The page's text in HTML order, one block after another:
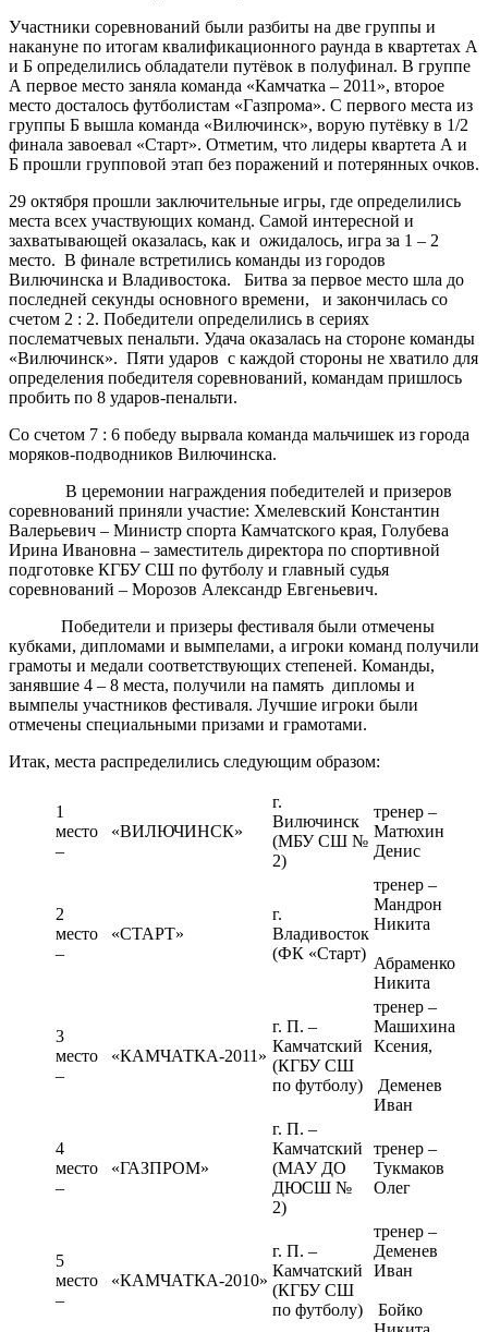
Участники соревнований были разбиты на две группы и
накануне по итогам квалификационного раунда в квартетах А
и Б определились обладатели путёвок в полуфинал. В группе
А первое место заняла команда «Камчатка – 2011», второе
место досталось футболистам «Газпрома». С первого места из
группы Б вышла команда «Вилючинск», ворую путёвку в 1/2
финала завоевал «Старт». Отметим, что лидеры квартета А и
Б прошли групповой этап без поражений и потерянных очков.
29 октября прошли заключительные игры, где определились
места всех участвующих команд. Самой интересной и
захватывающей оказалась, как и ожидалось, игра за 1 – 2
место. В финале встретились команды из городов
Вилючинска и Владивостока. Битва за первое место шла до
последней секунды основного времени, и закончилась со
счетом 2 : 2. Победители определились в сериях
послематчевых пенальти. Удача оказалась на стороне команды
«Вилючинск». Пяти ударов с каждой стороны не хватило для
определения победителя соревнований, командам пришлось
пробить по 8 ударов-пенальти.
Со счетом 7 : 6 победу вырвала команда мальчишек из города
моряков-подводников Вилючинска.
В церемонии награждения победителей и призеров
соревнований приняли участие: Хмелевский Константин
Валерьевич – Министр спорта Камчатского края, Голубева
Ирина Ивановна – заместитель директора по спортивной
подготовке КГБУ СШ по футболу и главный судья
соревнований – Морозов Александр Евгеньевич.
Победители и призеры фестиваля были отмечены
кубками, дипломами и вымпелами, а игроки команд получили
грамоты и медали соответствующих степеней. Команды,
занявшие 4 – 8 места, получили на память дипломы и
вымпелы участников фестиваля. Лучшие игроки были
отмечены специальными призами и грамотами.
Итак, места распределились следующим образом:
1
место
–
«ВИЛЮЧИНСК»
г.
Вилючинск
(МБУ СШ №
2)
тренер –
Матюхин
Денис
2
место
–
«СТАРТ»
г.
Владивосток
(ФК «Старт)
тренер –
Мандрон
Никита
Абраменко
Никита
3
место
–
«КАМЧАТКА-2011»
г. П. –
Камчатский
(КГБУ СШ
по футболу)
тренер –
Машихина
Ксения,
Деменев
Иван
4
место
–
«ГАЗПРОМ»
г. П. –
Камчатский
(МАУ ДО
ДЮСШ №
2)
тренер –
Тукмаков
Олег
5
место
–
«КАМЧАТКА-2010»
г. П. –
Камчатский
(КГБУ СШ
по футболу)
тренер –
Деменев
Иван
Бойко